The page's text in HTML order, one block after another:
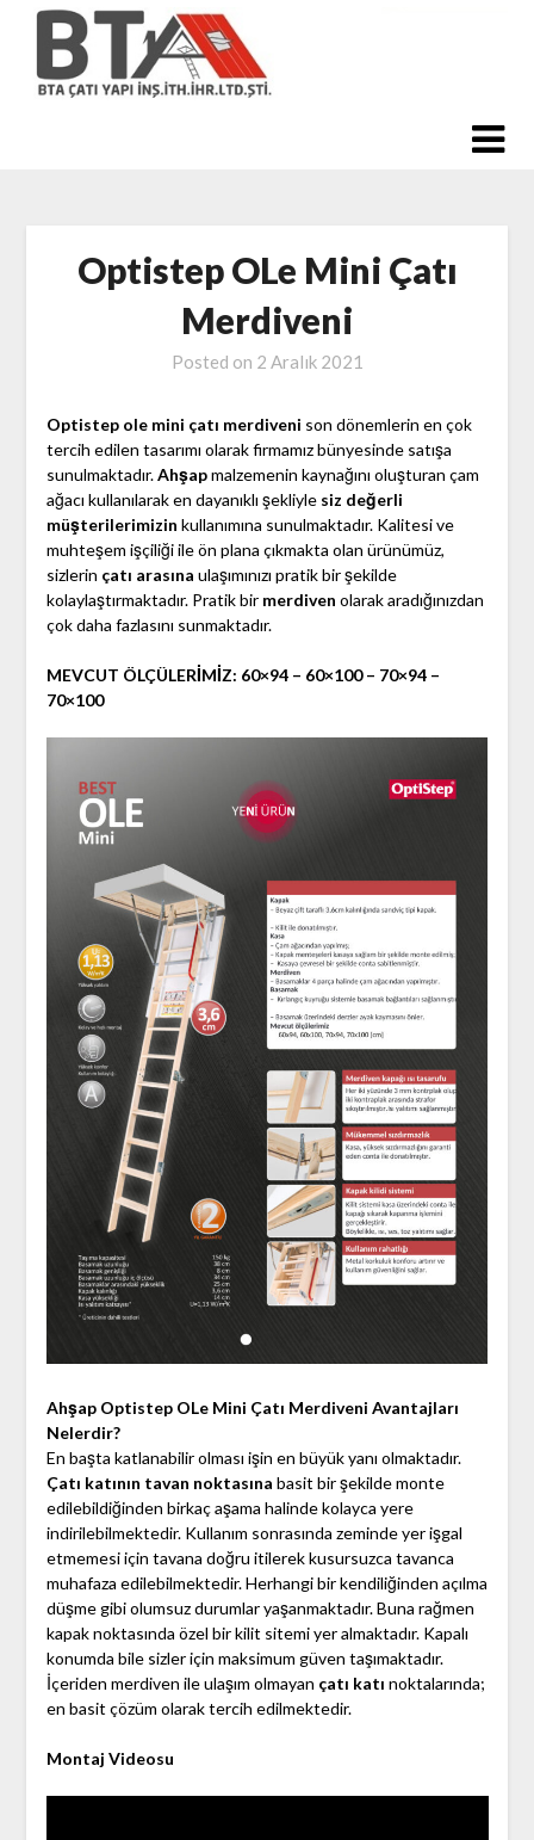
content
Optistep OLe Mini Çatı
Merdiveni
Posted on 2 Aralık 2021
Optistep ole mini çatı merdiveni son dönemlerin en çok
tercih edilen tasarımı olarak firmamız bünyesinde satışa
sunulmaktadır.Ahşapmalzemenin kaynağını oluşturan çam
ağacı kullanılarak en dayanıklı şekliyle siz değerli
müşterilerimizin kullanımına sunulmaktadır. Kalitesi ve
muhteşem işçiliği ile ön plana çıkmakta olan ürünümüz,
sizlerin çatı arasına ulaşımınızı pratik bir şekilde
kolaylaştırmaktadır. Pratik bir merdiven olarak aradığınızdan
çok daha fazlasını sunmaktadır.
MEVCUT ÖLÇÜLERİMİZ: 60×94 – 60×100 – 70×94 –
70×100
Ahşap Optistep OLe Mini Çatı Merdiveni Avantajları
Nelerdir?
En başta katlanabilir olması işin en büyük yanı olmaktadır.
Çatı katının tavan noktasına basit bir şekilde monte
edilebildiğinden birkaç aşama halinde kolayca yere
indirilebilmektedir. Kullanım sonrasında zeminde yer işgal
etmemesi için tavana doğru itilerek kusursuzca tavanca
muhafaza edilebilmektedir. Herhangi bir kendiliğinden açılma
düşme gibi olumsuz durumlar yaşanmaktadır. Buna rağmen
kapak noktasında özel bir kilit sitemi yer almaktadır. Kapalı
konumda bile sizler için maksimum güven taşımaktadır.
İçeriden merdiven ile ulaşım olmayan çatı katı noktalarında;
en basit çözüm olarak tercih edilmektedir.
Montaj Videosu